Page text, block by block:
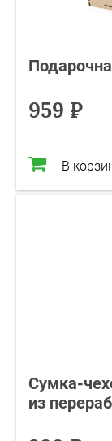
959 ₽
В
Сумка-
из